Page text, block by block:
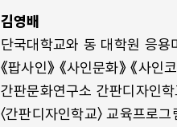
김영배
단국대학교와 동 대학원 응
《팝사인》 《사인문화》 《사
간판문화연구소 간판디자인
〈간판디자인학교〉 교육프로